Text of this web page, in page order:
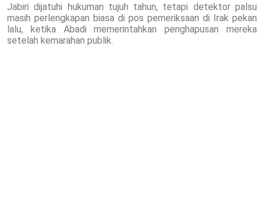
Jabiri dijatuhi hukuman tujuh tahun, tetapi detektor palsu
masih perlengkapan biasa di pos pemeriksaan di Irak pekan
lalu, ketika Abadi memerintahkan penghapusan mereka
setelah kemarahan publik.